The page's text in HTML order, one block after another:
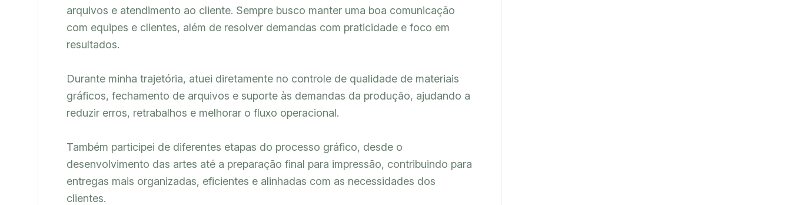
arquivos e atendimento ao cliente. Sempre busco manter uma boa comunicação
com equipes e clientes, além de resolver demandas com praticidade e foco em
resultados.
Durante minha trajetória, atuei diretamente no controle de qualidade de materiais
gráficos, fechamento de arquivos e suporte às demandas da produção, ajudando a
reduzir erros, retrabalhos e melhorar o fluxo operacional.
Também participei de diferentes etapas do processo gráfico, desde o
desenvolvimento das artes até a preparação final para impressão, contribuindo para
entregas mais organizadas, eficientes e alinhadas com as necessidades dos
clientes.